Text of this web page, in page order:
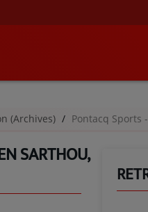
(Archives) Pontacq Sports - Spéciale «
SARTHOU,